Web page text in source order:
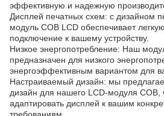
эффективную и надежную
Дисплей печатных схем: с дизайном
модуль COB LCD обеспечивает
подключение к вашему устройству.
Низкое энергопотребление: Наш
предназначен для низкого
энергоэффективным вариантом для
Настраиваемый дизайн: мы
дизайн для нашего LCD-модуля COB,
адаптировать дисплей к вашим